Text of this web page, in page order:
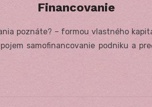
Financovanie
poznáte? – formou vlastného
samofinancovanie podniku a